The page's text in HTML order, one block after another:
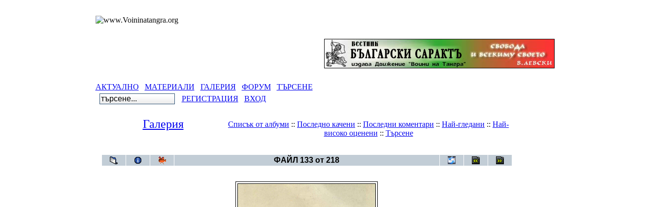
АКТУАЛНО МАТЕРИАЛИ ГАЛЕРИЯ ФОРУМ
ТЪРСЕНЕ
РЕГИСТРАЦИЯ
ВХОД
Галерия Списък от албуми :: Последно качени :: Последни коментари :: Най-гледани :: Най-
високо оценени :: Търсене
ФАЙЛ 133 от 218